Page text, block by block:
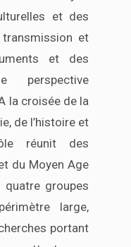
et des
et
et des
perspective
la croisée de la
de l’histoire et
réunit des
du Moyen Age
quatre groupes
large,
portant